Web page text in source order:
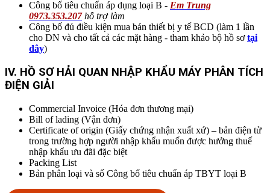
Công bố tiêu chuẩn áp dụng loại B - Em Trung
0973.353.207hỗ trợ làm
Công bố đủ điều kiện mua bán thiết bị y tế BCD (làm 1 lần
cho DN và cho tất cả các mặt hàng - tham khảo bộ hồ sơ tại
đây)
IV. HỒ SƠ HẢI QUAN NHẬP KHẨU MÁY PHÂN TÍCH
ĐIỆN GIẢI
Commercial Invoice (Hóa đơn thương mại)
Bill of lading (Vận đơn)
Certificate of origin (Giấy chứng nhận xuất xứ) – bản điện tử
trong trường hợp người nhập khẩu muốn được hưởng thuế
nhập khẩu ưu đãi đặc biệt
Packing List
Bản phân loại và số Công bố tiêu chuẩn áp TBYT loại B